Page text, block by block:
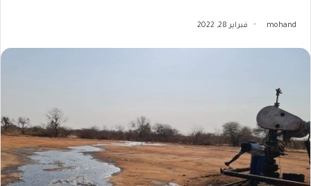
mohand فبراير 28, 2022